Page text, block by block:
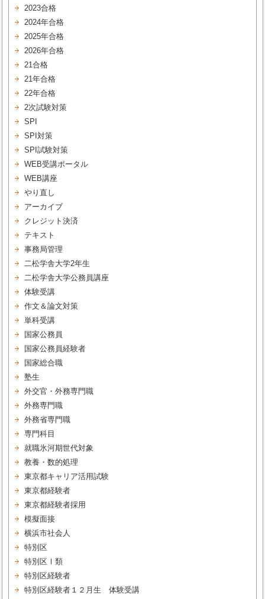
2023合格
2024年合格
2025年合格
2026年合格
21合格
21年合格
22年合格
2次試験対策
SPI
SPI対策
SPI試験対策
WEB受講ポータル
WEB講座
やり直し
アーカイブ
クレジット決済
テキスト
事務局管理
二松学舎大学2年生
二松学舎大学公務員講座
体験受講
作文＆論文対策
単科受講
国家公務員
国家公務員経験者
国家総合職
塾生
外交官・外務専門職
外務専門職
外務省専門職
専門科目
就職氷河期世代対象
教養・数的処理
東京都キャリア活用試験
東京都経験者
東京都経験者採用
模擬面接
横浜市社会人
特別区
特別区Ⅰ類
特別区経験者
特別区経験者１２月生 体験受講